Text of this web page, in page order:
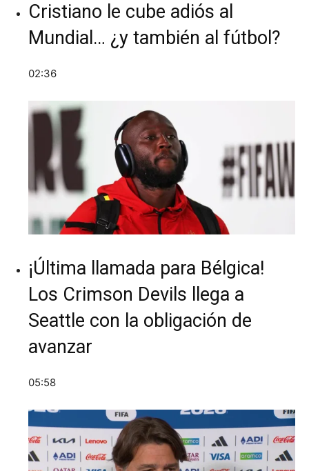
Cristiano le cube adiós al
Mundial… ¿y también al fútbol?
02:36
¡Última llamada para Bélgica!
Los Crimson Devils llega a
Seattle con la obligación de
avanzar
05:58